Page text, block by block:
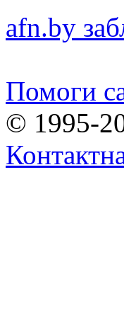
afn.by
Помоги
© 1995-